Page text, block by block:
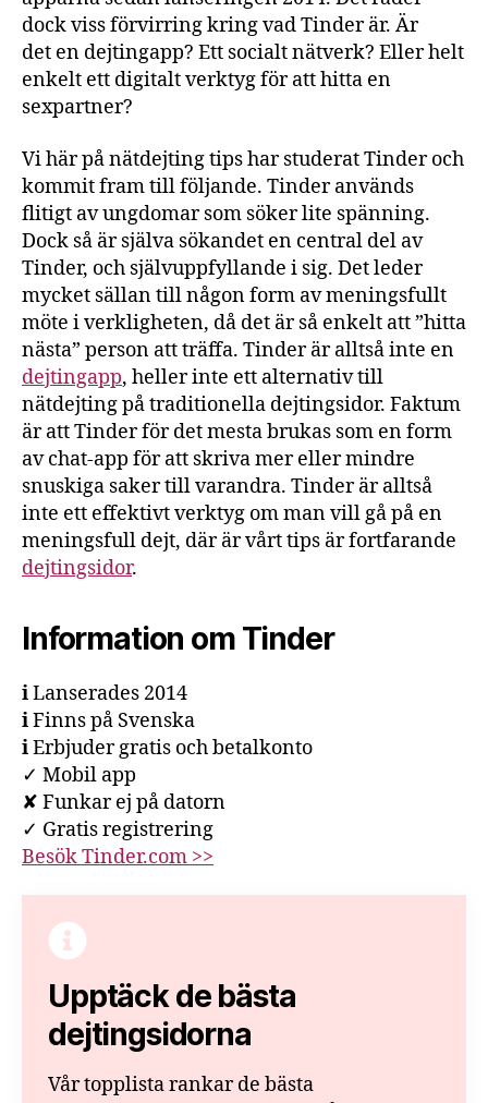
dock viss förvirring kring vad Tinder är. Är
det en dejtingapp? Ett socialt nätverk? Eller helt
enkelt ett digitalt verktyg för att hitta en
sexpartner?
Vi här på nätdejting tips har studerat Tinder och
kommit fram till följande. Tinder används
flitigt av ungdomar som söker lite spänning.
Dock så är själva sökandet en central del av
Tinder, och självuppfyllande i sig. Det leder
mycket sällan till någon form av meningsfullt
möte i verkligheten, då det är så enkelt att ”hitta
nästa” person att träffa. Tinder är alltså inte en
dejtingapp, heller inte ett alternativ till
nätdejting på traditionella dejtingsidor. Faktum
är att Tinder för det mesta brukas som en form
av chat-app för att skriva mer eller mindre
snuskiga saker till varandra. Tinder är alltså
inte ett effektivt verktyg om man vill gå på en
meningsfull dejt, där är vårt tips är fortfarande
dejtingsidor.
Information om Tinder
ℹ Lanserades 2014
ℹ Finns på Svenska
ℹ Erbjuder gratis och betalkonto
✓ Mobil app
✘ Funkar ej på datorn
✓ Gratis registrering
Besök Tinder.com >>
Upptäck de bästa
dejtingsidorna
Vår topplista rankar de bästa